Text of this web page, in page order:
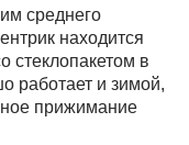
среднего
находится
стеклопакетом в
работает и зимой,
прижимание